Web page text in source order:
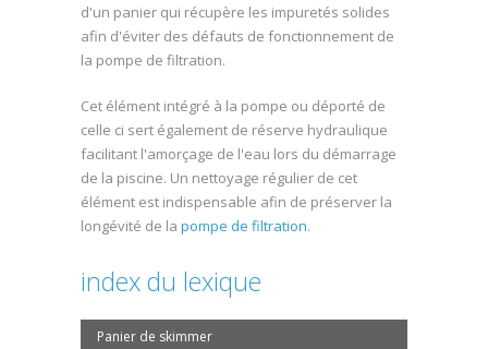
d'un panier qui récupère les impuretés solides
afin d'éviter des défauts de fonctionnement de
la pompe de filtration.
Cet élément intégré à la pompe ou déporté de
celle ci sert également de réserve hydraulique
facilitant l'amorçage de l'eau lors du démarrage
de la piscine. Un nettoyage régulier de cet
élément est indispensable afin de préserver la
longévité de la pompe de filtration.
index du lexique
Panier de skimmer